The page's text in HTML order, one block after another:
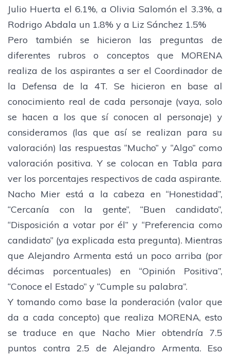
Julio Huerta el 6.1%, a Olivia Salomón el 3.3%, a
Rodrigo Abdala un 1.8% y a Liz Sánchez 1.5%
​Pero también se hicieron las preguntas de
diferentes rubros o conceptos que MORENA
realiza de los aspirantes a ser el Coordinador de
la Defensa de la 4T. Se hicieron en base al
conocimiento real de cada personaje (vaya, solo
se hacen a los que sí conocen al personaje) y
consideramos (las que así se realizan para su
valoración) las respuestas “Mucho” y “Algo” como
valoración positiva. Y se colocan en Tabla para
ver los porcentajes respectivos de cada aspirante.
Nacho Mier está a la cabeza en “Honestidad”,
“Cercanía con la gente”, “Buen candidato”,
“Disposición a votar por él” y “Preferencia como
candidato” (ya explicada esta pregunta). Mientras
que Alejandro Armenta está un poco arriba (por
décimas porcentuales) en “Opinión Positiva”,
“Conoce el Estado” y “Cumple su palabra”.
Y tomando como base la ponderación (valor que
da a cada concepto) que realiza MORENA, esto
se traduce en que Nacho Mier obtendría 7.5
puntos contra 2.5 de Alejandro Armenta. Eso